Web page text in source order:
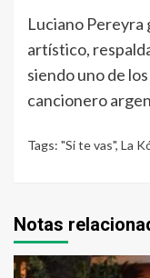
Luciano Pereyra
artístico,
siendo uno de
cancionero
Tags: "Si te vas", La
Notas